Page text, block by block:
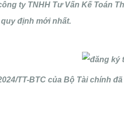
ty TNHH Tư Vấn Kế Toán
định mới nhất.
TT-BTC của Bộ Tài chính